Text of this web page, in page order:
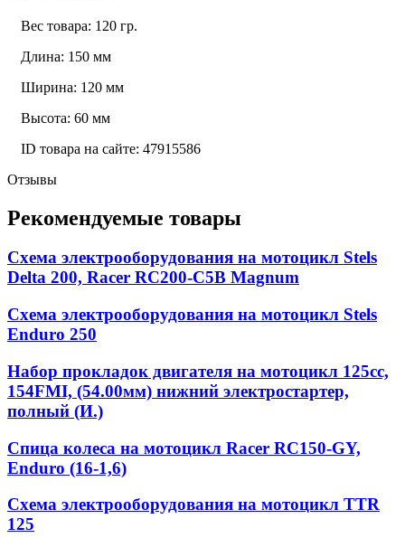
Вес товара: 120 гр.
Длина: 150 мм
Ширина: 120 мм
Высота: 60 мм
ID товара на сайте: 47915586
Отзывы
Рекомендуемые товары
Схема электрооборудования на мотоцикл Stels
Delta 200, Racer RC200-C5B Magnum
Схема электрооборудования на мотоцикл Stels
Enduro 250
Набор прокладок двигателя на мотоцикл 125cc,
154FMI, (54.00мм) нижний электростартер,
полный (И.)
Спица колеса на мотоцикл Racer RC150-GY,
Enduro (16-1,6)
Схема электрооборудования на мотоцикл TTR
125